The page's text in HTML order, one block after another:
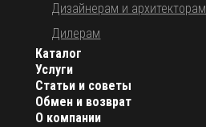
О компании
Каталог
Услуги
Статьи и советы
Обмен и возврат
Дизайнерам и архитекторам
Дилерам